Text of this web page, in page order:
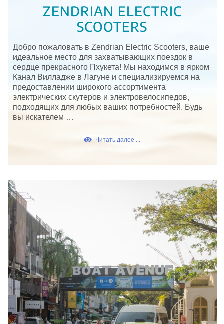
ZENDRIAN ELECTRIC
SCOOTERS
Добро пожаловать в Zendrian Electric Scooters, ваше
идеальное место для захватывающих поездок в
сердце прекрасного Пхукета! Мы находимся в ярком
Канал Вилладже в Лагуне и специализируемся на
предоставлении широкого ассортимента
электрических скутеров и электровелосипедов,
подходящих для любых ваших потребностей. Будь
вы искателем …
Читать далее ...